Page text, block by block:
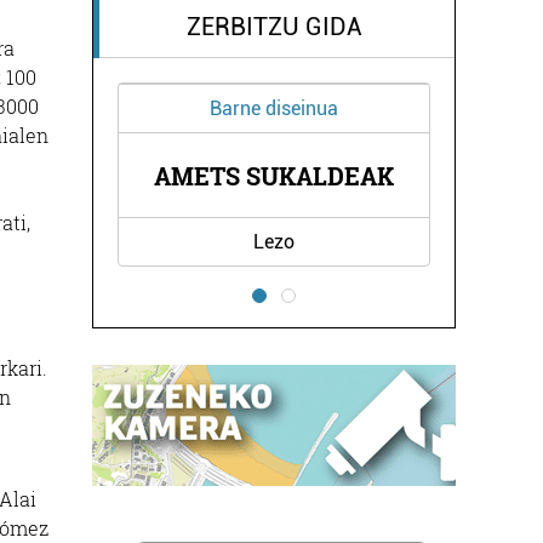
ZERBITZU GIDA
Barne diseinua
AMETS SUKALDEAK
Lezo